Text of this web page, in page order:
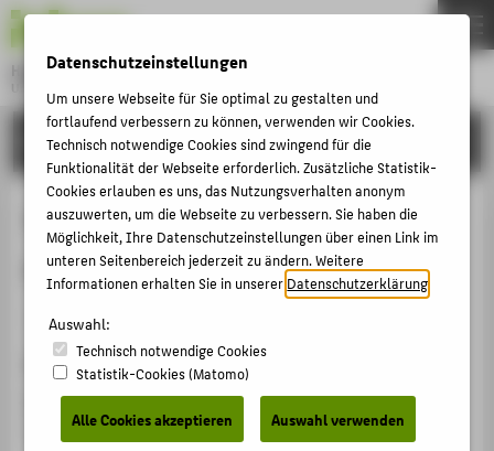
Hochschule für Technik und Wirtschaft Berlin
Menu
FORSCHUNG
Tamara Bunke – Eine Biographie
zwischen Mythos und Wirklichkeit
Veranstaltungsorganisation › Ausstellung › 2024
Veranstaltungsort, Datum
Kiezhaus Agnes Weinhold Berlin, 31.05.2024 -
14.06.2024
THEMEN
HOCHSCHULE
CAMPUS
STUDIUM
LEHRE
KARRIERE
INTERNATIONAL
Datenschutzeinstellungen
Um unsere Webseite für Sie optimal zu gestalten und
fortlaufend verbessern zu können, verwenden wir Cookies.
Technisch notwendige Cookies sind zwingend für die
Funktionalität der Webseite erforderlich. Zusätzliche Statistik-
Cookies erlauben es uns, das Nutzungsverhalten anonym
auszuwerten, um die Webseite zu verbessern. Sie haben die
Möglichkeit, Ihre Datenschutzeinstellungen über einen Link im
unteren Seitenbereich jederzeit zu ändern. Weitere
Informationen erhalten Sie in unsererDatenschutzerklärung
Auswahl:
Technisch notwendige Cookies
Statistik-Cookies (Matomo)
Alle Cookies akzeptieren Auswahl verwenden